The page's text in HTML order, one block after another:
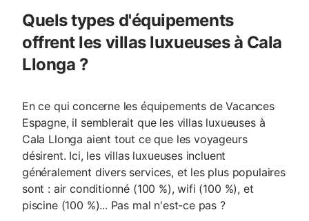
Quels types d'équipements
offrent les villas luxueuses à Cala
Llonga ?
En ce qui concerne les équipements de Vacances
Espagne, il semblerait que les villas luxueuses à
Cala Llonga aient tout ce que les voyageurs
désirent. Ici, les villas luxueuses incluent
généralement divers services, et les plus populaires
sont : air conditionné (100 %), wifi (100 %), et
piscine (100 %)... Pas mal n'est-ce pas ?